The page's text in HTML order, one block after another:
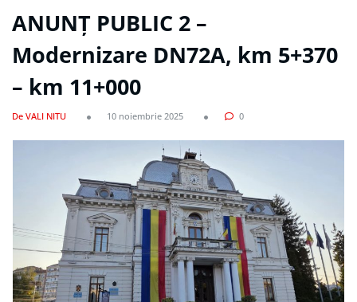
ANUNȚ PUBLIC 2 –
Modernizare DN72A, km 5+370
– km 11+000
De VALI NITU 10 noiembrie 2025 0